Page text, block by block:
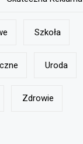
Szkoła
Uroda
Zdrowie